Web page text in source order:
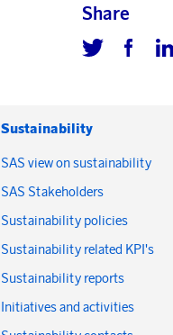
Share
Sustainability
SAS view on sustainability
SAS Stakeholders
Sustainability policies
Sustainability related KPI's
Sustainability reports
Initiatives and activities